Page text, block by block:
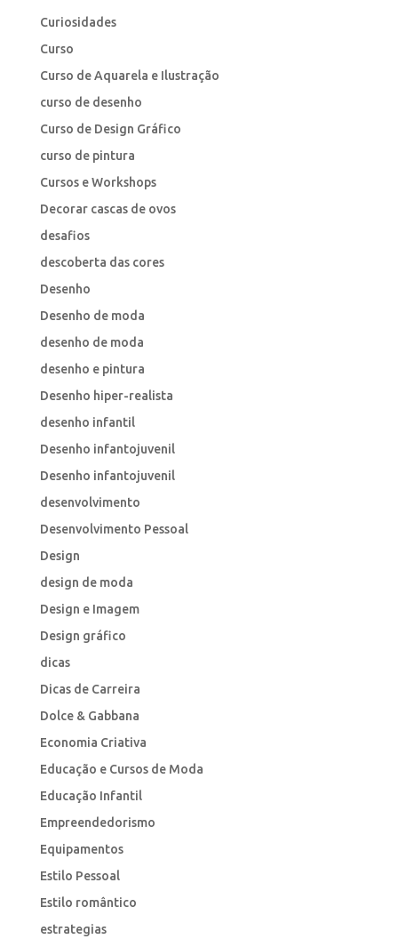
Curiosidades
Curso
Curso de Aquarela e Ilustração
curso de desenho
Curso de Design Gráfico
curso de pintura
Cursos e Workshops
Decorar cascas de ovos
desafios
descoberta das cores
Desenho
Desenho de moda
desenho de moda
desenho e pintura
Desenho hiper-realista
desenho infantil
Desenho infantojuvenil
Desenho infantojuvenil
desenvolvimento
Desenvolvimento Pessoal
Design
design de moda
Design e Imagem
Design gráfico
dicas
Dicas de Carreira
Dolce & Gabbana
Economia Criativa
Educação e Cursos de Moda
Educação Infantil
Empreendedorismo
Equipamentos
Estilo Pessoal
Estilo romântico
estrategias